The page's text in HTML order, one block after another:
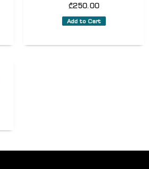
₾250.00
Add to Cart